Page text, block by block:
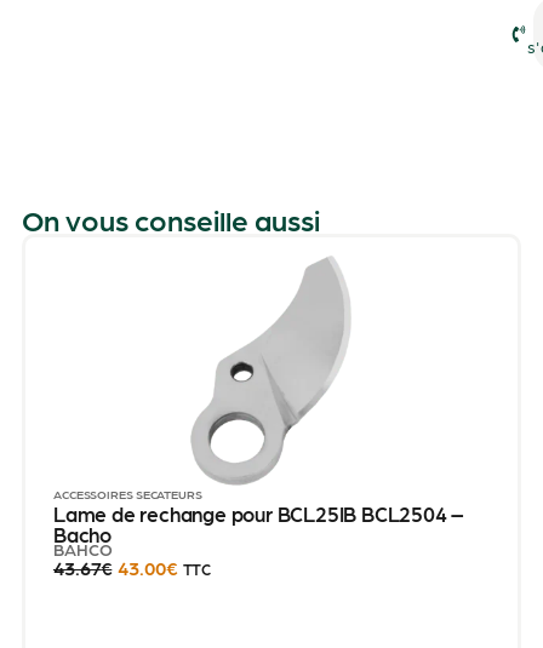
On vous conseille aussi
ACCESSOIRES SÉCATEURS
Lame de rechange pour BCL25IB BCL2504 –
Bacho
BAHCO
43.67€ 43.00€ TTC